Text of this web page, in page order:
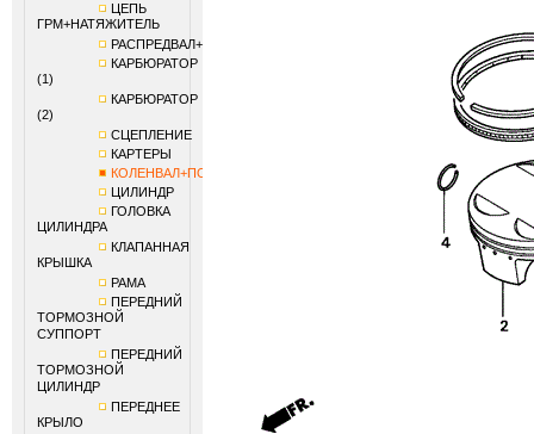
ЦЕПЬ
ГРМ+НАТЯЖИТЕЛЬ
РАСПРЕДВАЛ+КЛАПАНЫ
КАРБЮРАТОР
(1)
КАРБЮРАТОР
(2)
СЦЕПЛЕНИЕ
КАРТЕРЫ
КОЛЕНВАЛ+ПОРШЕНЬ
ЦИЛИНДР
ГОЛОВКА
ЦИЛИНДРА
КЛАПАННАЯ
КРЫШКА
РАМА
ПЕРЕДНИЙ
ТОРМОЗНОЙ
СУППОРТ
ПЕРЕДНИЙ
ТОРМОЗНОЙ
ЦИЛИНДР
ПЕРЕДНЕЕ
КРЫЛО